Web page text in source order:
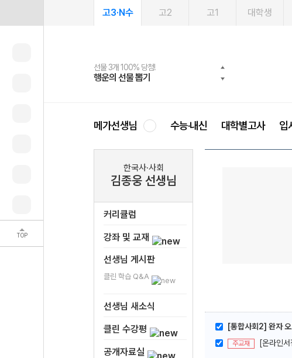
TOP
고3·N수 고2 고1 대학생
선물 3개 100% 당첨!
행운의 선물 뽑기
선물 100% 증정!
메가스터디 X 올리브
여름방학 스터디 캐시백
메가런 썸머스쿨
2027 러셀 단과
강사 공개선발
스마트러닝앱
설문 EVENT
메가패스
3일 무료 체험권
메가패스 수강생 무료혜택!
메가클럽 멤버십
사회공헌 캠페인
희망이룸 메가나눔
메가선생님 수능·내신 대학별고사 입
한국사·사회
김종웅 선생님
커리큘럼
강좌 및 교재
선생님 게시판
클린 학습 Q&A
선생님 새소식
클린 수강평
공개자료실
[통합사회2] 완자
주교재 [온라인